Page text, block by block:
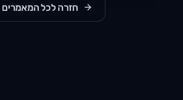
חזרה לכל המאמרים